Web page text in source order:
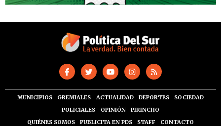
MUNICIPIOS GREMIALES ACTUALIDAD DEPORTES
SOCIEDAD
POLICIALES
OPINIÓN
PIRINCHO
QUIÉNES SOMOS
PUBLICITA EN PDS STAFF CONTACTO